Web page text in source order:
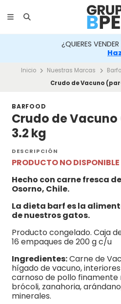
¿QUIERES VENDER
Haz
Inicio Nuestras Marcas
Crudo de Vacuno
BARFOOD
Crudo de
3.2 kg
DESCRIPCIÓN
PRODUCTO NO
Hecho con carne fresca
Osorno, Chile.
La dieta barf es la
de nuestros gatos.
Producto congelado. Caja
16 empaques de 200 g c/u
Ingredientes:Carne de
hígado de vacuno,
carnoso de pollo finamente
brócoli, zanahoria,
minerales.